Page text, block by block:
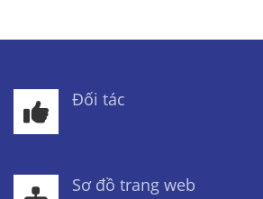
Đối tác
Sơ đồ trang web